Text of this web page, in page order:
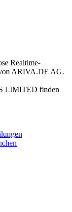
Realtime-
ARIVA.DE AG.
LIMITED finden